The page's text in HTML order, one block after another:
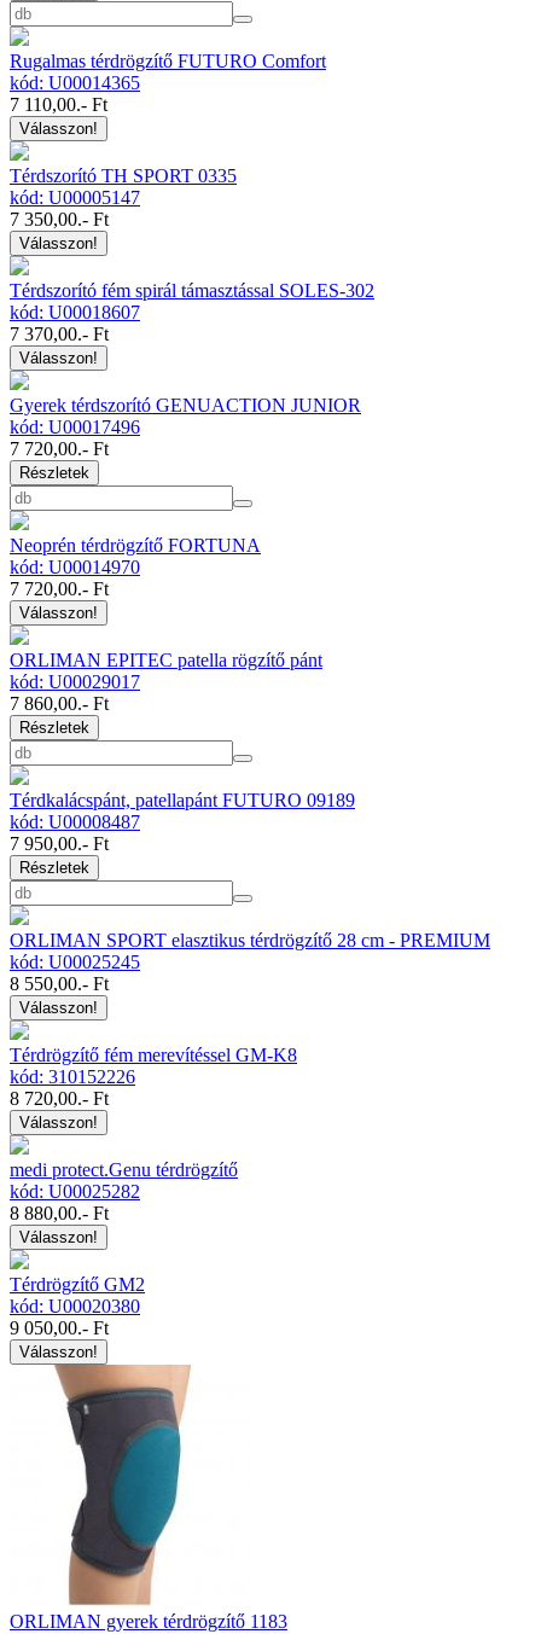
Rugalmas térdrögzítő FUTURO Comfort
kód: U00014365
7 110,00.- Ft
Válasszon!
Térdszorító TH SPORT 0335
kód: U00005147
7 350,00.- Ft
Válasszon!
Térdszorító fém spirál támasztással SOLES-302
kód: U00018607
7 370,00.- Ft
Válasszon!
Gyerek térdszorító GENUACTION JUNIOR
kód: U00017496
7 720,00.- Ft
Részletek
Neoprén térdrögzítő FORTUNA
kód: U00014970
7 720,00.- Ft
Válasszon!
ORLIMAN EPITEC patella rögzítő pánt
kód: U00029017
7 860,00.- Ft
Részletek
Térdkalácspánt, patellapánt FUTURO 09189
kód: U00008487
7 950,00.- Ft
Részletek
ORLIMAN SPORT elasztikus térdrögzítő 28 cm - PREMIUM
kód: U00025245
8 550,00.- Ft
Válasszon!
Térdrögzítő fém merevítéssel GM-K8
kód: 310152226
8 720,00.- Ft
Válasszon!
medi protect.Genu térdrögzítő
kód: U00025282
8 880,00.- Ft
Válasszon!
Térdrögzítő GM2
kód: U00020380
9 050,00.- Ft
Válasszon!
ORLIMAN gyerek térdrögzítő 1183